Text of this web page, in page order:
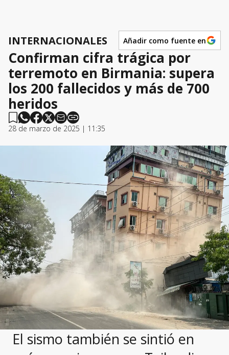
INTERNACIONALES Añadir como fuente en
Confirman cifra trágica por
terremoto en Birmania: supera
los 200 fallecidos y más de 700
heridos
28 de marzo de 2025 | 11:35
El sismo también se sintió en